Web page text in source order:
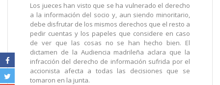
Los jueces han visto que se ha vulnerado el derecho
a la información del socio y, aun siendo minoritario,
debe disfrutar de los mismos derechos que el resto a
pedir cuentas y los papeles que considere en caso
de ver que las cosas no se han hecho bien. El
dictamen de la Audiencia madrileña aclara que la
infracción del derecho de información sufrida por el
accionista afecta a todas las decisiones que se
tomaron en la junta.